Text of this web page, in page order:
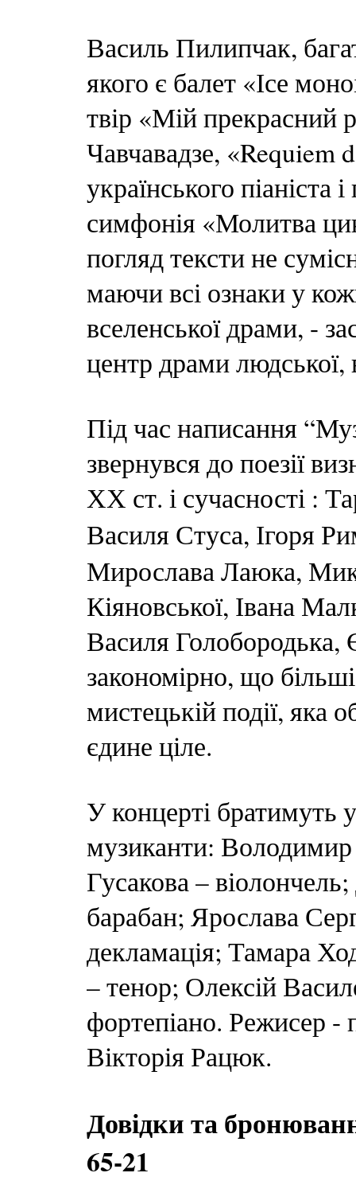
Василь Пилипчак,
якого є балет «Ісе
твір «Мій прекрасний
Чавчавадзе, «Requiem
українського
симфонія «Молитва
погляд тексти не
маючи всі ознаки у
вселенської драми, -
центр драми людської,
Під час написання
звернувся до поезії
ХХ ст. і сучасності :
Василя Стуса, Ігоря
Мирослава Лаюка,
Кіяновської, Івана
Василя
закономірно, що
мистецькій події, яка
єдине ціле.
У концерті братимуть
музиканти:
Гусакова –
барабан; Ярослава
декламація; Тамара
– тенор; Олексій
фортепіано. Режисер -
Вікторія Рацюк.
Довідки та
65-21